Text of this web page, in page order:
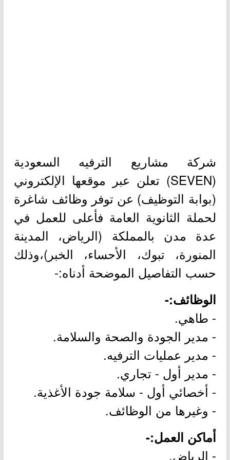
شركة مشاريع الترفيه السعودية
(SEVEN) تعلن عبر موقعها الإلكتروني
(بوابة التوظيف) عن توفر وظائف شاغرة
لحملة الثانوية العامة فأعلى للعمل في
عدة مدن بالمملكة (الرياض، المدينة
المنورة، تبوك، الأحساء، الخبر)،وذلك
حسب التفاصيل الموضحة أدناه:-
الوظائف:-
- طاهي.
- مدير الجودة والصحة والسلامة.
- مدير عمليات الترفيه.
- مدير أول - تجاري.
- أخصائي أول - سلامة جودة الأغذية.
- وغيرها من الوظائف.
أماكن العمل:-
- الرياض.